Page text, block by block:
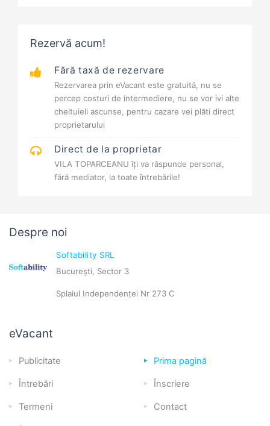
Rezervă acum!
Fără taxă de rezervare
Rezervarea prin eVacant este gratuită, nu se
percep costuri de intermediere, nu se vor ivi alte
cheltuieli ascunse, pentru cazare vei plăti direct
proprietarului
Direct de la proprietar
VILA TOPARCEANU îți va răspunde personal,
fără mediator, la toate întrebările!
Despre noi
Softability SRL
București, Sector 3
Splaiul Independenței Nr 273 C
eVacant
Publicitate Prima pagină
Întrebări Înscriere
Termeni Contact